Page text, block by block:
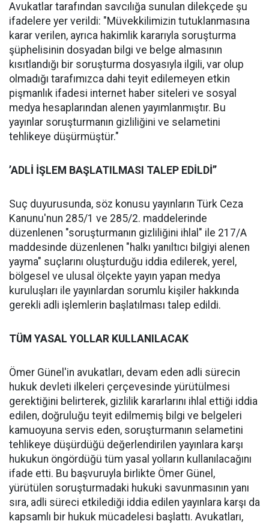
Avukatlar tarafından savcılığa sunulan dilekçede şu
ifadelere yer verildi: "Müvekkilimizin tutuklanmasına
karar verilen, ayrıca hakimlik kararıyla soruşturma
şüphelisinin dosyadan bilgi ve belge almasının
kısıtlandığı bir soruşturma dosyasıyla ilgili, var olup
olmadığı tarafımızca dahi teyit edilemeyen etkin
pişmanlık ifadesi internet haber siteleri ve sosyal
medya hesaplarından alenen yayımlanmıştır. Bu
yayınlar soruşturmanın gizliliğini ve selametini
tehlikeye düşürmüştür."
’ADLİ İŞLEM BAŞLATILMASI TALEP EDİLDİ’’
Suç duyurusunda, söz konusu yayınların Türk Ceza
Kanunu'nun 285/1 ve 285/2. maddelerinde
düzenlenen "soruşturmanın gizliliğini ihlal" ile 217/A
maddesinde düzenlenen "halkı yanıltıcı bilgiyi alenen
yayma" suçlarını oluşturduğu iddia edilerek, yerel,
bölgesel ve ulusal ölçekte yayın yapan medya
kuruluşları ile yayınlardan sorumlu kişiler hakkında
gerekli adli işlemlerin başlatılması talep edildi.
TÜM YASAL YOLLAR KULLANILACAK
Ömer Günel'in avukatları, devam eden adli sürecin
hukuk devleti ilkeleri çerçevesinde yürütülmesi
gerektiğini belirterek, gizlilik kararlarını ihlal ettiği iddia
edilen, doğruluğu teyit edilmemiş bilgi ve belgeleri
kamuoyuna servis eden, soruşturmanın selametini
tehlikeye düşürdüğü değerlendirilen yayınlara karşı
hukukun öngördüğü tüm yasal yolların kullanılacağını
ifade etti. Bu başvuruyla birlikte Ömer Günel,
yürütülen soruşturmadaki hukuki savunmasının yanı
sıra, adli süreci etkilediği iddia edilen yayınlara karşı da
kapsamlı bir hukuk mücadelesi başlattı. Avukatları,